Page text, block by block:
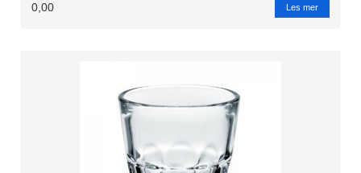
0,00 Les mer